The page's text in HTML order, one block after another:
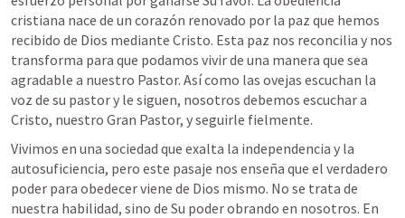
cristiana nace de un corazón renovado por la paz que hemos
recibido de Dios mediante Cristo. Esta paz nos reconcilia y nos
transforma para que podamos vivir de una manera que sea
agradable a nuestro Pastor. Así como las ovejas escuchan la
voz de su pastor y le siguen, nosotros debemos escuchar a
Cristo, nuestro Gran Pastor, y seguirle fielmente.
Vivimos en una sociedad que exalta la independencia y la
autosuficiencia, pero este pasaje nos enseña que el verdadero
poder para obedecer viene de Dios mismo. No se trata de
nuestra habilidad, sino de Su poder obrando en nosotros. En